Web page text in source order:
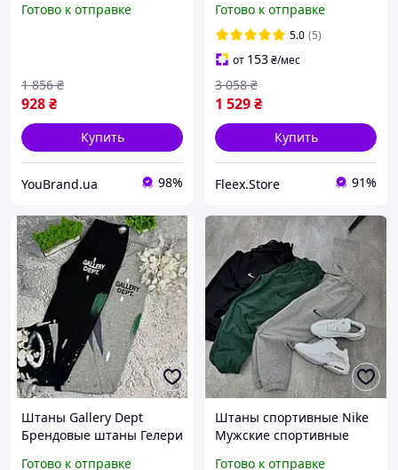
Модные чёрные
Готово к отправке
928₴
1 856 ₴
Купить
YouBrand.ua 98%
черные Штаны
спортивные Nike
Мужские спортивные
штаны Найк
Готово к отправке
5.0 (5)
от 153₴/мес
1 529₴
3 058 ₴
Купить
Fleex.Store 91%
Штаны Gallery Dept
Брендовые штаны Гелери
Готово к отправке
Штаны спортивные Nike
Мужские спортивные
Готово к отправке